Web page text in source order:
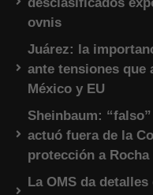
ovnis
Juárez: la
ante tensiones que
México y EU
Sheinbaum:
actuó fuera de la
protección a Rocha
La OMS da